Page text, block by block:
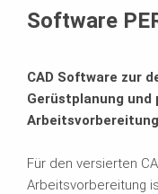
Software
CAD Software zur
Gerüstplanung und
Arbeitsvorbereitung
Für den versierten
Arbeitsvorbereitung